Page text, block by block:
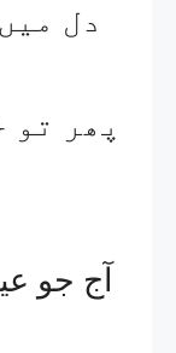
دل
پھر تو
آج جو